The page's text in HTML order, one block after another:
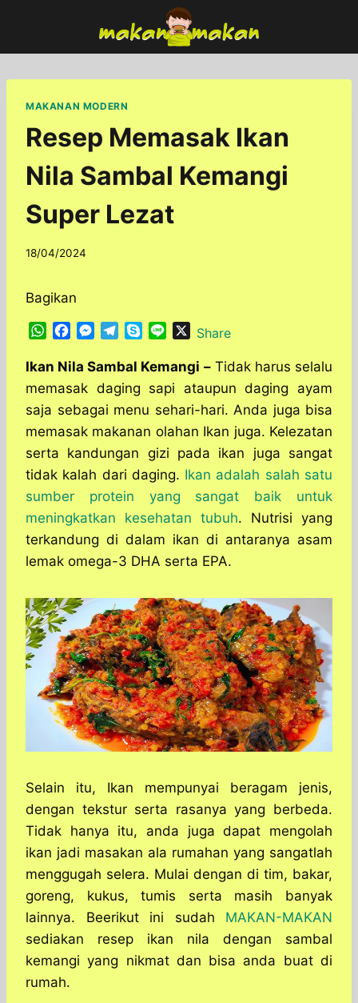
content
MAKANAN MODERN
Resep Memasak Ikan
Nila Sambal Kemangi
Super Lezat
By
18/04/2024
Bagikan
W
a
t
A
p
p
c
e
b
o
o
k
M
s
s
n
g
e
r
l
e
g
r
a
m
y
p
n
e
XShare
Ikan Nila Sambal Kemangi –Tidak harus selalu
memasak daging sapi ataupun daging ayam
saja sebagai menu sehari-hari. Anda juga bisa
memasak makanan olahan Ikan juga. Kelezatan
serta kandungan gizi pada ikan juga sangat
tidak kalah dari daging. Ikan adalah salah satu
sumber protein yang sangat baik untuk
meningkatkan kesehatan tubuh. Nutrisi yang
terkandung di dalam ikan di antaranya asam
lemak omega-3 DHA serta EPA.
Selain itu, Ikan mempunyai beragam jenis,
dengan tekstur serta rasanya yang berbeda.
Tidak hanya itu, anda juga dapat mengolah
ikan jadi masakan ala rumahan yang sangatlah
menggugah selera. Mulai dengan di tim, bakar,
goreng, kukus, tumis serta masih banyak
lainnya. Beerikut ini sudah MAKAN-MAKAN
sediakan resep ikan nila dengan sambal
kemangi yang nikmat dan bisa anda buat di
rumah.